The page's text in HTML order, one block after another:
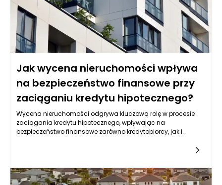
Jak wycena nieruchomości wpływa
na bezpieczeństwo finansowe przy
zaciąganiu kredytu hipotecznego?
Wycena nieruchomości odgrywa kluczową rolę w procesie
zaciągania kredytu hipotecznego, wpływając na
bezpieczeństwo finansowe zarówno kredytobiorcy, jak i
na zakup mieszkania czy domu, zazwyczaj korzysta z kredytu
inwestycji. Jednym z kluczowych kroków w tym procesie jest
wycena nieruchomości, która stanowi podstawę dla